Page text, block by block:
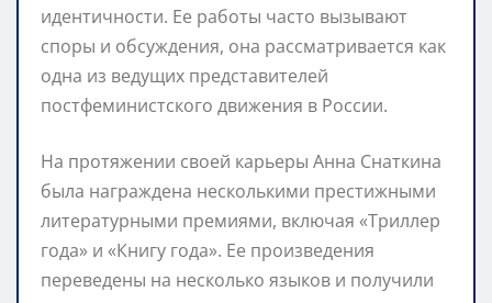
идентичности. Ее работы часто вызывают
споры и обсуждения, она рассматривается как
одна из ведущих представителей
постфеминистского движения в России.
На протяжении своей карьеры Анна Снаткина
была награждена несколькими престижными
литературными премиями, включая «Триллер
года» и «Книгу года». Ее произведения
переведены на несколько языков и получили